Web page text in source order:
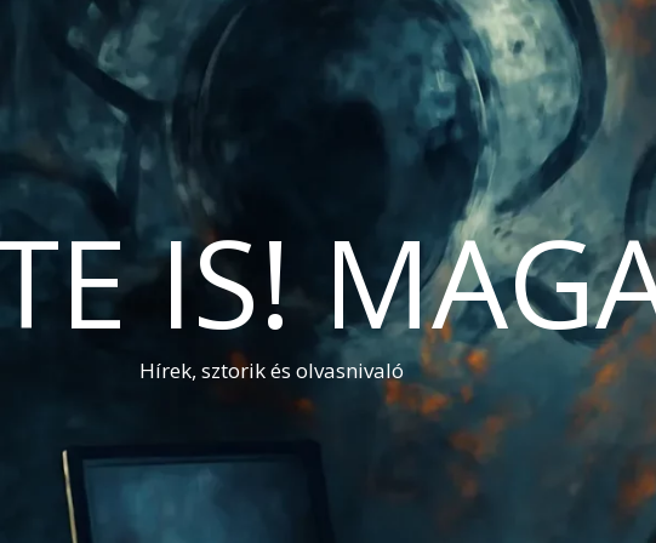
IS!
Hírek, sztorik és olvasnivaló